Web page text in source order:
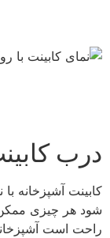
درب
شود هر چیزی
راحت است